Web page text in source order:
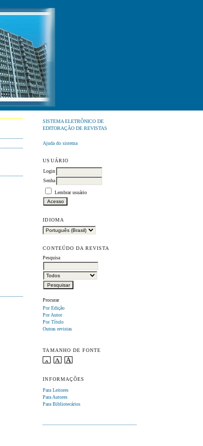
SISTEMA ELETRÔNICO DE
EDITORAÇÃO DE REVISTAS
Ajuda do sistema
USUÁRIO
Login
Senha
Lembrar usuário
IDIOMA
CONTEÚDO DA REVISTA
Pesquisa
Procurar
Por Edição
Por Autor
Por Título
Outras revistas
TAMANHO DE FONTE
INFORMAÇÕES
Para Leitores
Para Autores
Para Bibliotecários